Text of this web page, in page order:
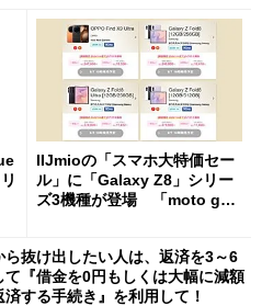
IIJmioの「スマホ大特価セー
ル」に「Galaxy Z8」シリー
ズ3機種が登場 「moto g37
ら抜け出したい人は、返済を3～6
て『借金を0円もしくは大幅に減額
済する手続き』を利用して！